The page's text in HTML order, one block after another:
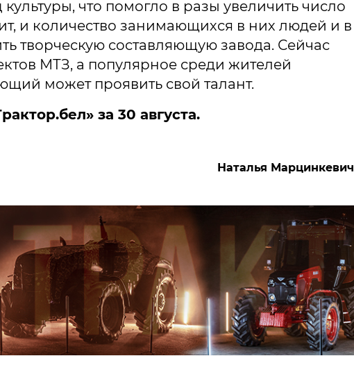
что помогло в разы увеличить число
и количество занимающихся в них людей и в
творческую составляющую завода. Сейчас
МТЗ, а популярное среди жителей
может проявить свой талант.
за 30 августа.
Наталья Марцинкевич